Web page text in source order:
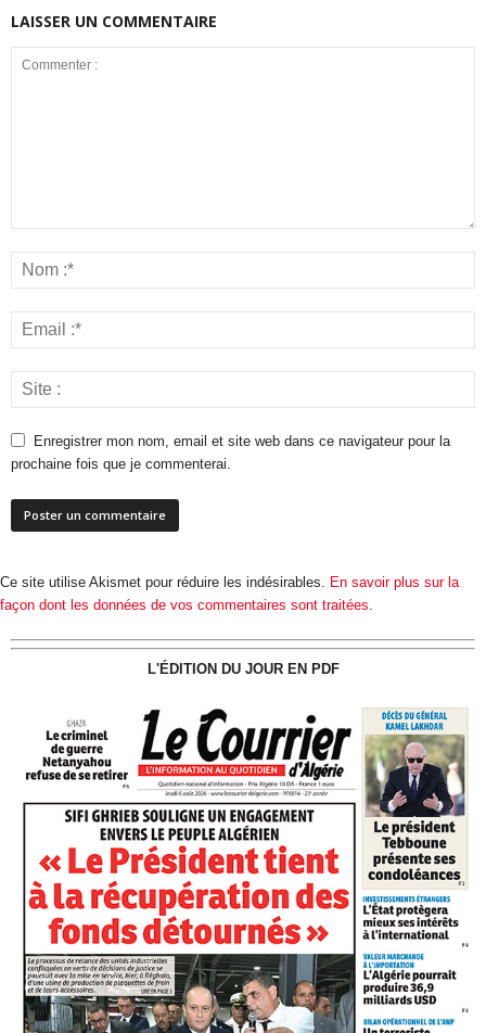
LAISSER UN COMMENTAIRE
Enregistrer mon nom, email et site web dans ce navigateur pour la
prochaine fois que je commenterai.
Ce site utilise Akismet pour réduire les indésirables. En savoir plus sur la
façon dont les données de vos commentaires sont traitées
L'ÉDITION DU JOUR EN PDF